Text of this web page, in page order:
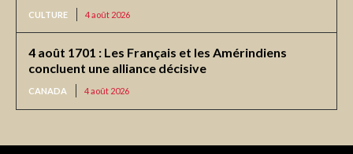
CULTURE 4 août 2026
4 août 1701 : Les Français et les Amérindiens
concluent une alliance décisive
CANADA 4 août 2026